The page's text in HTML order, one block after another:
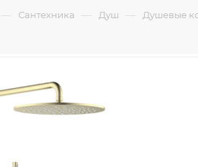
— Сантехника — Душ — Душевые